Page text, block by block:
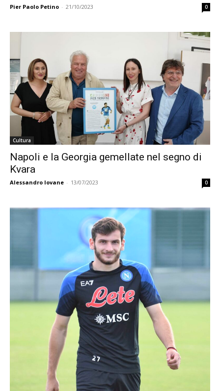
Pier Paolo Petino - 21/10/2023 0
Cultura
Napoli e la Georgia gemellate nel segno di
Kvara
Alessandro Iovane - 13/07/2023 0